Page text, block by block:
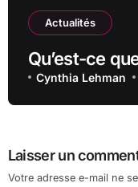
Actualités
Qu’est-ce
Cynthia Lehman
Laisser un
Votre adresse e-mail ne